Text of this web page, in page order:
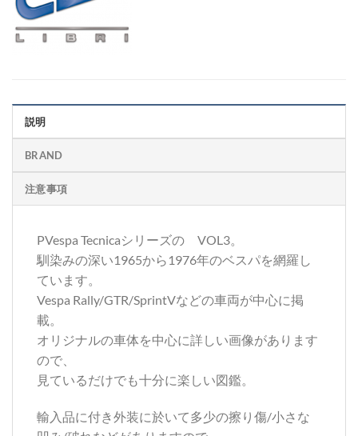
説明
BRAND
注意事項
PVespa Tecnicaシリーズの VOL3。
馴染みの深い1965から1976年のベスパを網羅し
ています。
Vespa Rally/GTR/SprintVなどの車両が中心に掲
載。
オリジナルの車体を中心に詳しい画像があります
ので、
見ているだけでも十分に楽しい図鑑。
輸入品に付き外装に於いて多少の擦り傷/小さな